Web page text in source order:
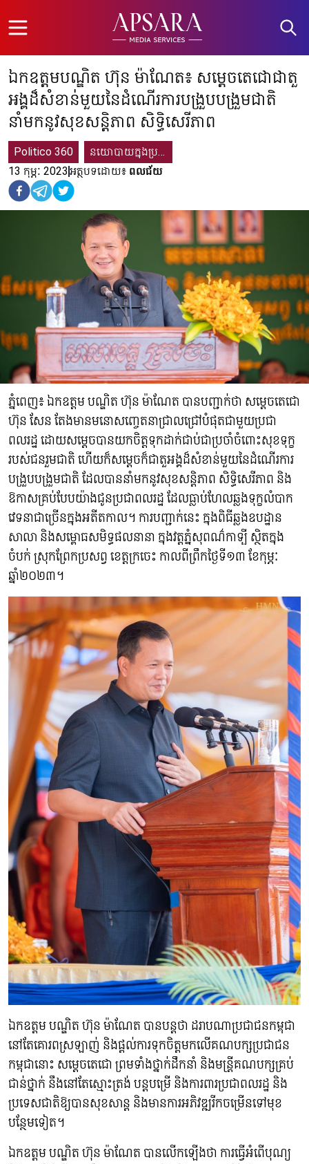
Open menu
ឯកឧត្តមបណ្ឌិត ហ៊ុន ម៉ាណែត៖ សម្តេចតេជោជាតួ
អង្គដ៏សំខាន់មួយនៃដំណើរការបង្រួបបង្រួមជាតិ
នាំមកនូវសុខសនិ្តភាព សិទ្ធិសេរីភាព
Politico 360
នយោបាយក្នុងប្រទេស
13 កុម្ភៈ 2023 អត្ថបទដោយ៖ ពលជ័យ
ភ្នំពេញ៖ ឯកឧត្តម បណ្ឌិត ហ៊ុន ម៉ាណែត បានបញ្ជាក់ថា សម្តេចតេជោ
ហ៊ុន សែន តែងមានមនោសញ្ចេតនាជ្រាលជ្រៅបំផុតជាមួយប្រជា
ពលរដ្ឋ ដោយសម្តេចបានយកចិត្តទុកដាក់ជាប់ជាប្រចាំចំពោះសុខទុក្ខ
របស់ជនរួមជាតិ ហើយក៏សម្តេចក៏ជាតួអង្គដ៏សំខាន់មួយនៃដំណើរការ
បង្រួបបង្រួមជាតិ ដែលបាននាំមកនូវសុខសនិ្តភាព សិទ្ធិសេរីភាព និង
ឱកាសគ្រប់បែបយ៉ាងជូនប្រជាពលរដ្ឋ ដែលធ្លាប់ហែលឆ្លងទុក្ខលំបាក
វេទនាជាច្រើនក្នុងអតីតកាល។ ការបញ្ជាក់នេះ ក្នុងពិធីឆ្លងឧបដ្ឋាន
សាលា និងសម្ពោធសមិទ្ធផលនានា ក្នុងវត្តភ្នំសុពណ៌កាទ្បី ស្ថិតក្នុង
ចំបក់ ស្រុកព្រែកប្រសព្វ ខេត្តក្រចេះ កាលពីព្រឹកថ្ងៃទី១៣ ខែកុម្ភៈ
ឆ្នាំ២០២៣។
ឯកឧត្តម បណ្ឌិត ហ៊ុន ម៉ាណែត បានបន្តថា ដរាបណាប្រជាជនកម្ពុជា
នៅតែគោរពស្រឡាញ់ និងផ្តល់ការទុកចិត្តមកលើគណបក្សប្រជាជន
កម្ពុជានោះ សម្តេចតេជោ ព្រមទាំងថ្នាក់ដឹកនាំ និងមន្ត្រីគណបក្សគ្រប់
ជាន់ថ្នាក់ នឹងនៅតែស្មោះត្រង់ បន្តបម្រើ និងការពារប្រជាពលរដ្ឋ និង
ប្រទេសជាតិឱ្យបានសុខសាន្ត និងមានការអភិវឌ្ឍរីកចម្រើនទៅមុខ
បន្ថែមទៀត។
ឯកឧត្តម បណ្ឌិត ហ៊ុន ម៉ាណែត បានលើកឡើងថា ការធ្វើអំពើបុណ្យ